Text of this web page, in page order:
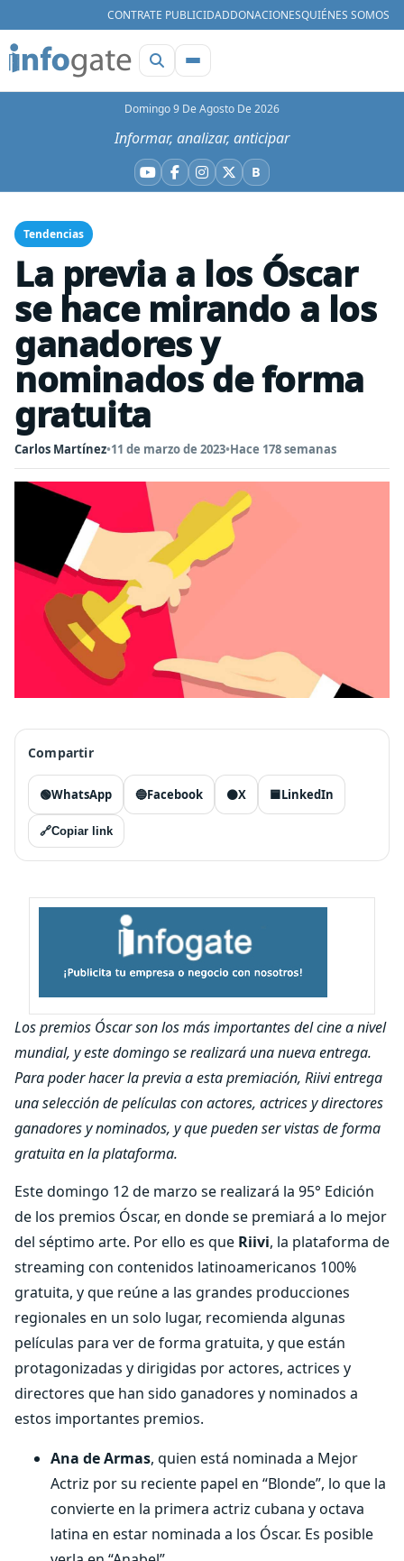
CONTRATE PUBLICIDADDONACIONESQUIÉNES SOMOS
Domingo 9 De Agosto De 2026
Informar, analizar, anticipar
YouTube
Facebook
Instagram
X BBluesky
Tendencias
La previa a los Óscar
se hace mirando a los
ganadores y
nominados de forma
gratuita
Carlos Martínez•11 de marzo de 2023•Hace 178 semanas
Compartir
🟢WhatsApp 🔵Facebook ⚫X 🟦LinkedIn
🔗Copiar link
Los premios Óscar son los más importantes del cine a nivel
mundial, y este domingo se realizará una nueva entrega.
Para poder hacer la previa a esta premiación, Riivi entrega
una selección de películas con actores, actrices y directores
ganadores y nominados, y que pueden ser vistas de forma
gratuita en la plataforma.
Este domingo 12 de marzo se realizará la 95° Edición
de los premios Óscar, en donde se premiará a lo mejor
del séptimo arte. Por ello es que Riivi, la plataforma de
streaming con contenidos latinoamericanos 100%
gratuita, y que reúne a las grandes producciones
regionales en un solo lugar, recomienda algunas
películas para ver de forma gratuita, y que están
protagonizadas y dirigidas por actores, actrices y
directores que han sido ganadores y nominados a
estos importantes premios.
Ana de Armas, quien está nominada a Mejor
Actriz por su reciente papel en “Blonde”, lo que la
convierte en la primera actriz cubana y octava
latina en estar nominada a los Óscar. Es posible